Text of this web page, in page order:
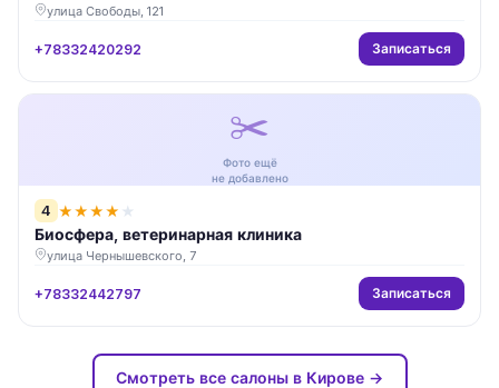
улица Свободы, 121
+78332420292 Записаться
✂️
Фото ещё
не добавлено
4 ★★★★ ★
Биосфера, ветеринарная клиника
улица Чернышевского, 7
+78332442797 Записаться
Смотреть все салоны в Кирове →